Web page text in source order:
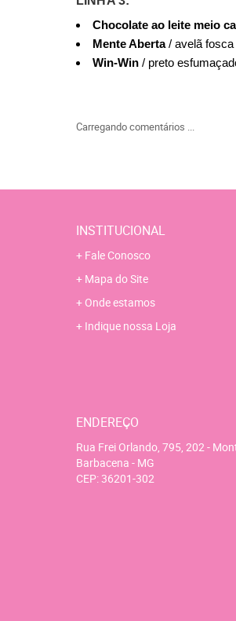
Chocolate ao leite meio
Mente Aberta/ avelã fosca
Win-Win / preto
Carregando comentários ...
INSTITUCIONAL
Fale Conosco
Mapa do Site
Onde estamos
Indique nossa Loja
ENDEREÇO
Rua Frei Orlando, 795, 202-
Barbacena - MG
CEP: 36201-302